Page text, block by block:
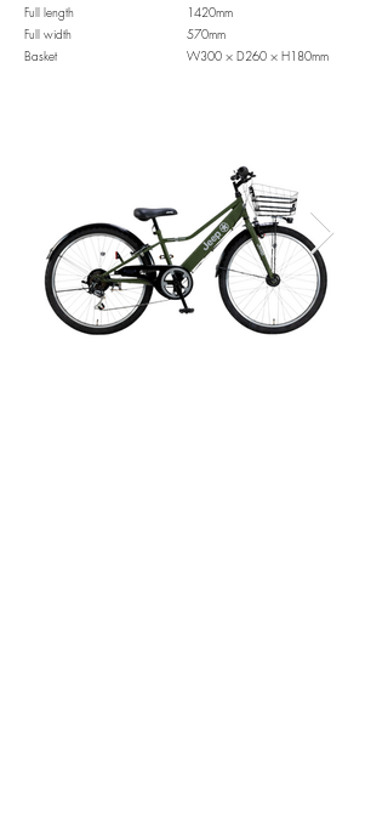
Full length
Full width
Basket
1420mm
570mm
W300 × D260 × H180mm